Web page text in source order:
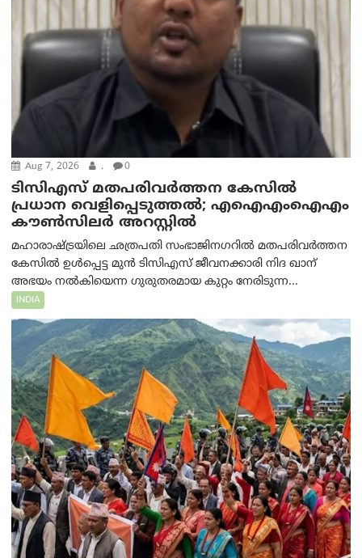
Aug 7, 2026 . 0
ടിസിഎസ് മതപരിവർത്തന കേസിൽ
പ്രധാന വെളിപ്പെടുത്തൽ; എഐഎംഐഎം
കൗൺസിലർ അറസ്റ്റിൽ
മഹാരാഷ്ട്രയിലെ ഛത്രപതി സംഭാജിനഗറിൽ മതപരിവർത്തന
കേസിൽ ഉൾപ്പെട്ട മുൻ ടിസിഎസ് ജീവനക്കാരി നിദ ഖാന്
അഭയം നൽകിയെന്ന ഗുരുതരമായ കുറ്റം നേരിടുന്ന...
INDIA